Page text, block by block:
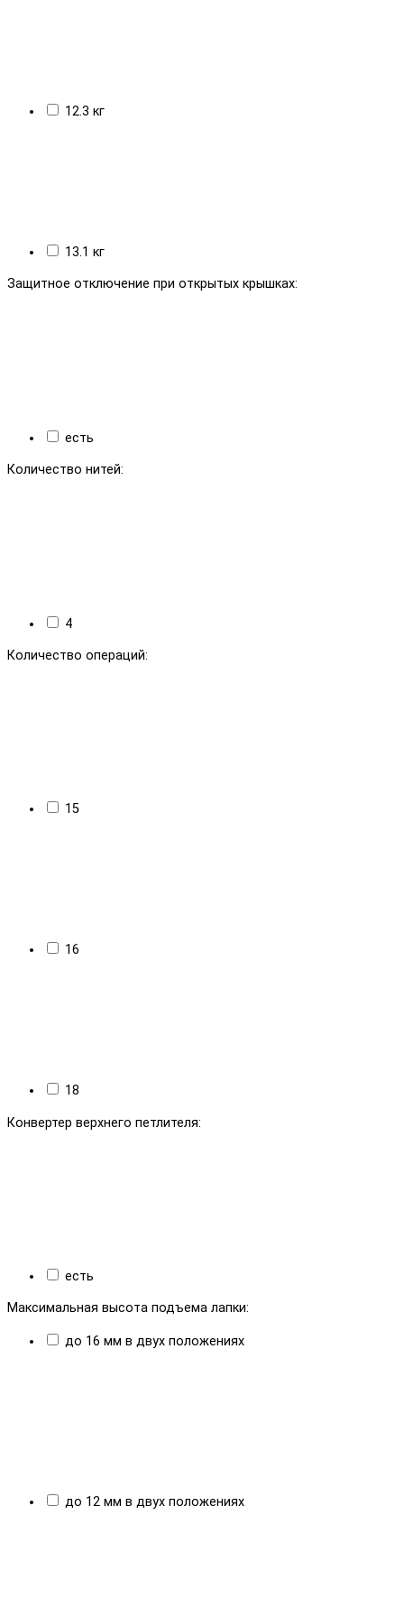
12.3 кг
13.1 кг
Защитное отключение при открытых крышках:
есть
Количество нитей:
4
Количество операций:
15
16
18
Конвертер верхнего петлителя:
есть
Максимальная высота подъема лапки:
до 16 мм в двух положениях
до 12 мм в двух положениях